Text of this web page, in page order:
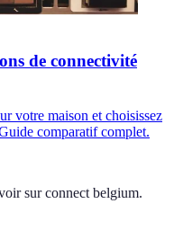
de connectivité
votre maison et choisissez
comparatif complet.
sur connect belgium.